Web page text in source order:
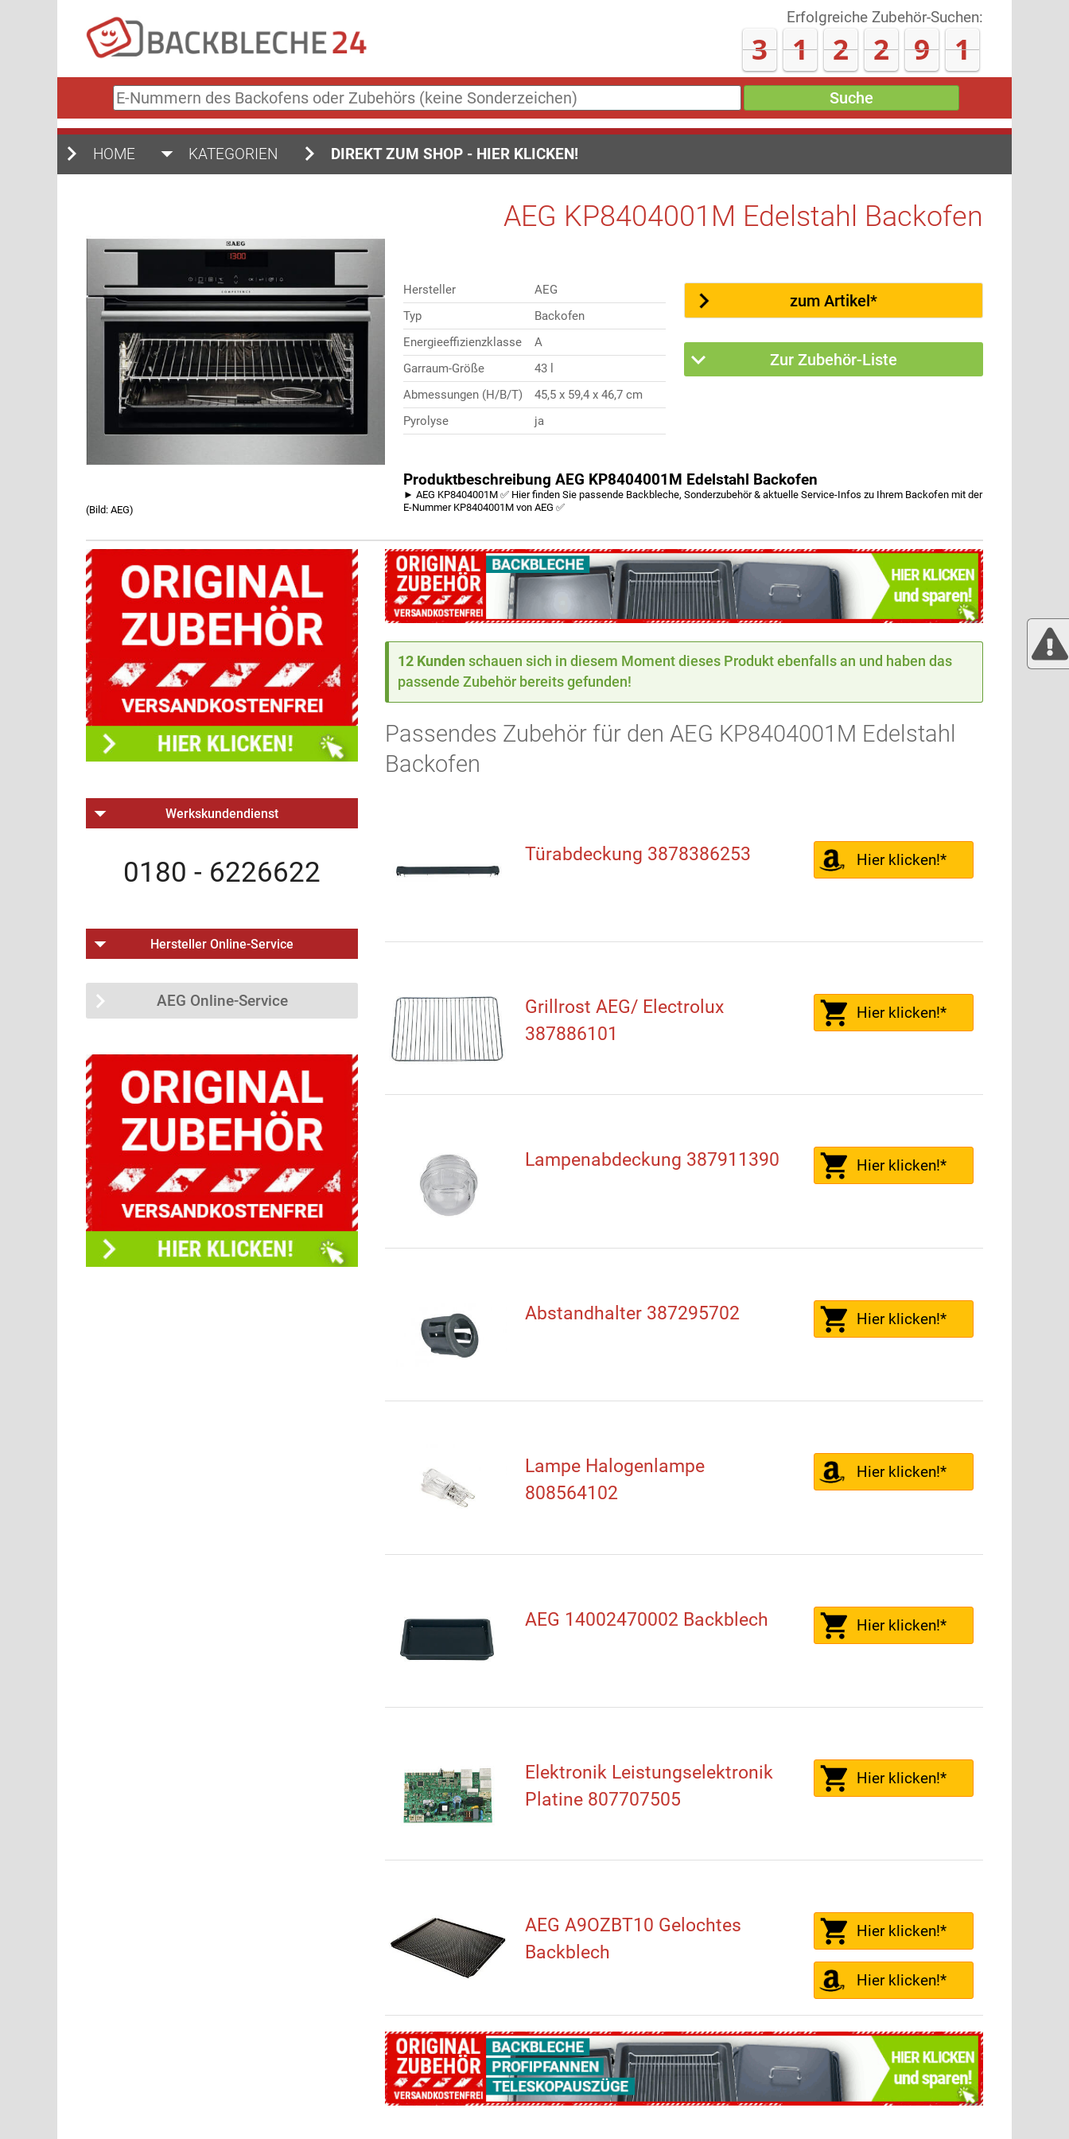
Erfolgreiche Zubehör-Suchen:
3 1 2 3 0 1
E-
Nummern
des
oder
Suche
HOME KATEGORIEN DIREKT ZUM SHOP - HIER KLICKEN!
(Bild: AEG)
AEG KP8404001M Edelstahl Backofen
Hersteller
AEG
Typ
Backofen
Energieeffizienzklasse
A
Garraum-Größe
43 l
Abmessungen (H/B/T)
45,5 x 59,4 x 46,7 cm
Pyrolyse
ja
zum Artikel*
Zur Zubehör-Liste
Produktbeschreibung AEG KP8404001M Edelstahl Backofen
► AEG KP8404001M ✅ Hier finden Sie passende Backbleche, Sonderzubehör & aktuelle Service-Infos zu Ihrem Backofen mit der
E-Nummer KP8404001M von AEG ✅
12 Kunden schauen sich in diesem Moment dieses Produkt ebenfalls an und haben das
passende Zubehör bereits gefunden!
Passendes Zubehör für den AEG KP8404001M Edelstahl
Backofen
Türabdeckung 3878386253 Hier klicken!*
Grillrost AEG/ Electrolux
387886101
Hier klicken!*
Lampenabdeckung 387911390 Hier klicken!*
Abstandhalter 387295702 Hier klicken!*
Lampe Halogenlampe
808564102
Hier klicken!*
AEG 14002470002 Backblech Hier klicken!*
Elektronik Leistungselektronik
Platine 807707505
Hier klicken!*
AEG A9OZBT10 Gelochtes
Backblech
Hier klicken!*
Hier klicken!*
Werkskundendienst
0180 - 6226622
Hersteller Online-Service
AEG Online-Service